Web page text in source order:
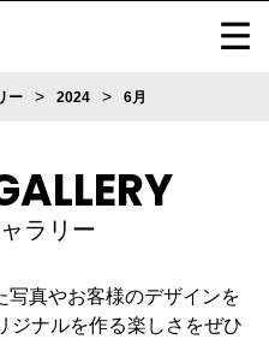
ー > 2024 > 6月
ラリー
写真やお客様のデザインを
ジナルを作る楽しさをぜひ